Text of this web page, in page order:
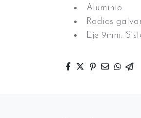
Aluminio
Radios
Eje 9mm.